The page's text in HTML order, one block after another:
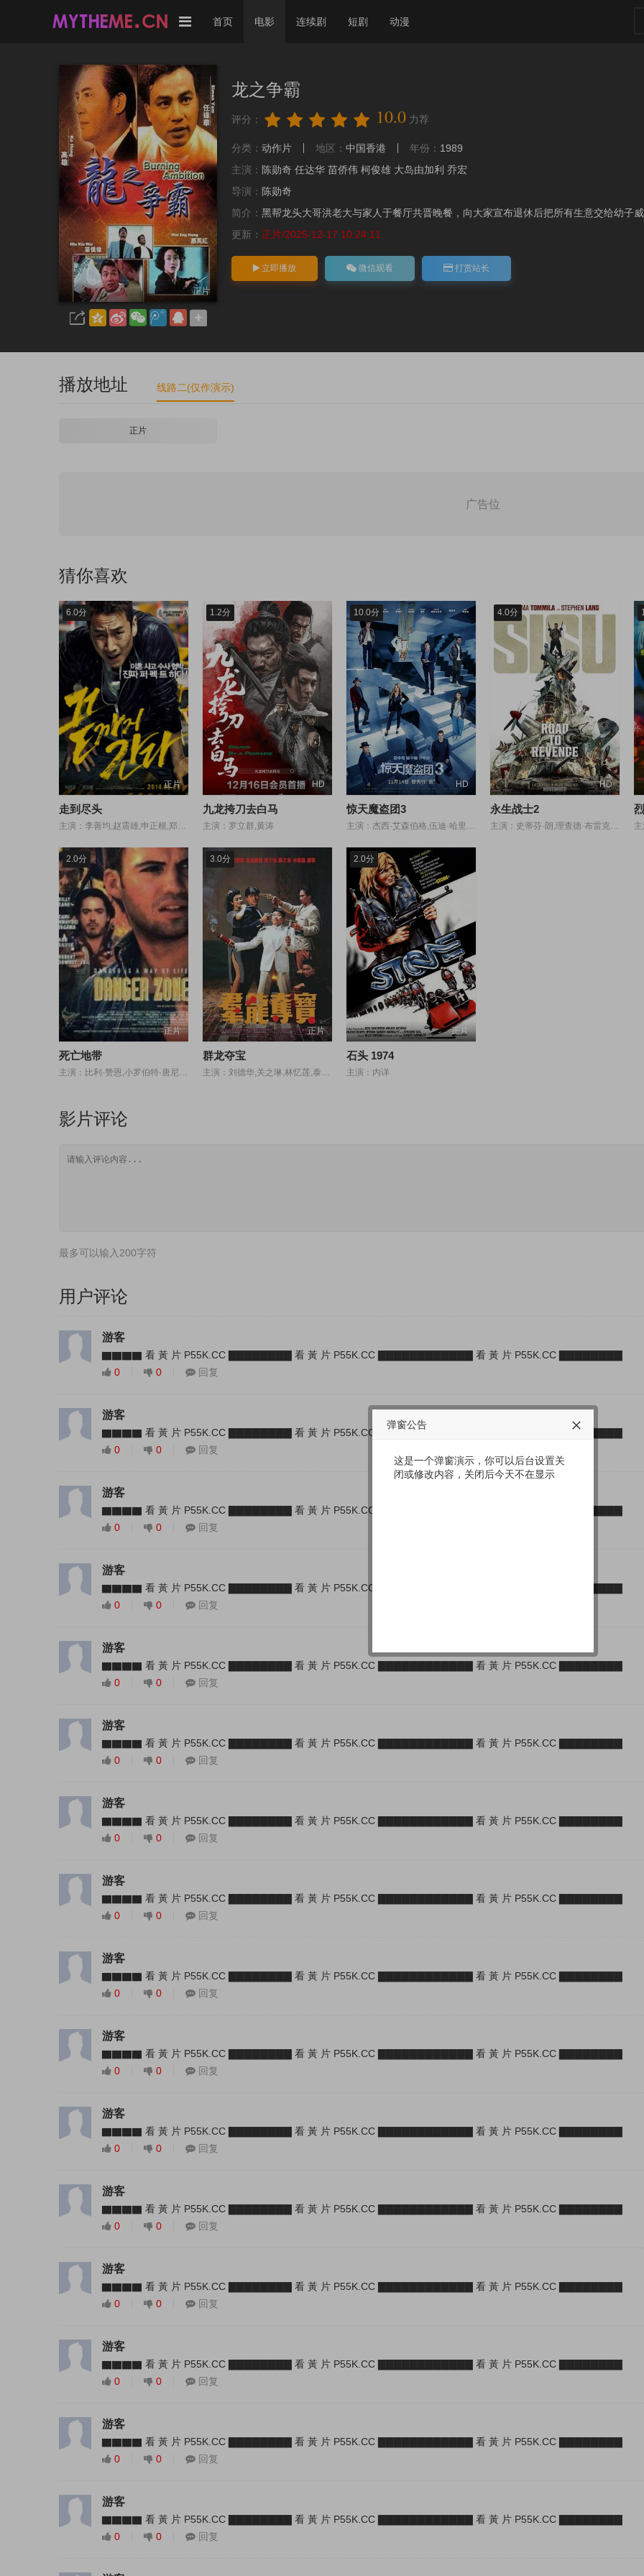
首页 电影 连续剧 短剧 动漫
正片
龙之争霸
评分： 10.0 力荐
分类： 动作片 地区： 中国香港 年份： 1989
主演： 陈勋奇 任达华 苗侨伟 柯俊雄 大岛由加利 乔宏
导演： 陈勋奇
简介： 黑帮龙头大哥洪老大与家人于餐厅共晋晚餐，向大家宣布退休后把所有生意交给幼子
更新： 正片/2025-12-17 10:24:11
立即播放 微信观看 打赏站长
播放地址 线路二(仅作演示)
正片
广告位
猜你喜欢
6.0分
正片
走到尽头
主演：李善均,赵震雄,申正根,郑满植,申东美,金东英,周锡泰,许廷恩,朴宝剑,李才元,奇周峯,南庆邑,金海坤,宋英奎,李知勋
1.2分
HD
九龙挎刀去白马
主演：罗立群,黄涛
10.0分
HD
惊天魔盗团3
主演：杰西·艾森伯格,伍迪·哈里森,戴夫·弗兰科,艾拉·菲舍尔,贾斯蒂斯·史密斯,多米尼克·塞萨,阿丽亚娜·格林布拉特,裴淳华,摩根·弗里曼,马克·鲁法洛,丹尼尔·雷德克里夫,尼克·威特曼
4.0分
HD
永生战士2
主演：史蒂芬·朗,理查德·布雷克,乔玛·汤米拉,埃纳尔·哈拉尔松,雅科·哈钦斯,Ergo Küppas
2.0分
正片
死亡地带
主演：比利·赞恩,小罗伯特·唐尼,田川洋行,Lisa,Collins,罗恩·西维尔,帕特里克·沙伊,罗素·塞瓦迪尔,格雷格·拉特,Eric,Miyeni,Elizabeth,Mathebula,Zane,Meas,Connie,Ferguson,Waylin,Jansen,Patrick,Ndlovu,George,Lamola
3.0分
正片
群龙夺宝
主演：刘德华,关之琳,林忆莲,泰迪·罗宾,徐少强
2.0分
正片
石头 1974
主演：内详
影片评论
最多可以输入200字符
用户评论
游客
▇▇▇▇ 看 黃 片 P55K.CC ▇▇▇▇▇▇▇▇ 看 黃 片 P55K.CC ▇▇▇▇▇▇▇▇▇▇▇▇ 看 黃 片 P55K.CC ▇▇▇▇▇▇▇▇
0
0 回复
游客
▇▇▇▇ 看 黃 片 P55K.CC ▇▇▇▇▇▇▇▇ 看 黃 片 P55K.CC ▇▇▇▇▇▇▇▇▇▇▇▇ 看 黃 片 P55K.CC ▇▇▇▇▇▇▇▇
0
0 回复
游客
▇▇▇▇ 看 黃 片 P55K.CC ▇▇▇▇▇▇▇▇ 看 黃 片 P55K.CC ▇▇▇▇▇▇▇▇▇▇▇▇ 看 黃 片 P55K.CC ▇▇▇▇▇▇▇▇
0
0 回复
游客
▇▇▇▇ 看 黃 片 P55K.CC ▇▇▇▇▇▇▇▇ 看 黃 片 P55K.CC ▇▇▇▇▇▇▇▇▇▇▇▇ 看 黃 片 P55K.CC ▇▇▇▇▇▇▇▇
0
0 回复
游客
▇▇▇▇ 看 黃 片 P55K.CC ▇▇▇▇▇▇▇▇ 看 黃 片 P55K.CC ▇▇▇▇▇▇▇▇▇▇▇▇ 看 黃 片 P55K.CC ▇▇▇▇▇▇▇▇
0
0 回复
游客
▇▇▇▇ 看 黃 片 P55K.CC ▇▇▇▇▇▇▇▇ 看 黃 片 P55K.CC ▇▇▇▇▇▇▇▇▇▇▇▇ 看 黃 片 P55K.CC ▇▇▇▇▇▇▇▇
0
0 回复
游客
▇▇▇▇ 看 黃 片 P55K.CC ▇▇▇▇▇▇▇▇ 看 黃 片 P55K.CC ▇▇▇▇▇▇▇▇▇▇▇▇ 看 黃 片 P55K.CC ▇▇▇▇▇▇▇▇
0
0 回复
游客
▇▇▇▇ 看 黃 片 P55K.CC ▇▇▇▇▇▇▇▇ 看 黃 片 P55K.CC ▇▇▇▇▇▇▇▇▇▇▇▇ 看 黃 片 P55K.CC ▇▇▇▇▇▇▇▇
0
0 回复
游客
▇▇▇▇ 看 黃 片 P55K.CC ▇▇▇▇▇▇▇▇ 看 黃 片 P55K.CC ▇▇▇▇▇▇▇▇▇▇▇▇ 看 黃 片 P55K.CC ▇▇▇▇▇▇▇▇
0
0 回复
游客
▇▇▇▇ 看 黃 片 P55K.CC ▇▇▇▇▇▇▇▇ 看 黃 片 P55K.CC ▇▇▇▇▇▇▇▇▇▇▇▇ 看 黃 片 P55K.CC ▇▇▇▇▇▇▇▇
0
0 回复
游客
▇▇▇▇ 看 黃 片 P55K.CC ▇▇▇▇▇▇▇▇ 看 黃 片 P55K.CC ▇▇▇▇▇▇▇▇▇▇▇▇ 看 黃 片 P55K.CC ▇▇▇▇▇▇▇▇
0
0 回复
游客
▇▇▇▇ 看 黃 片 P55K.CC ▇▇▇▇▇▇▇▇ 看 黃 片 P55K.CC ▇▇▇▇▇▇▇▇▇▇▇▇ 看 黃 片 P55K.CC ▇▇▇▇▇▇▇▇
0
0 回复
游客
▇▇▇▇ 看 黃 片 P55K.CC ▇▇▇▇▇▇▇▇ 看 黃 片 P55K.CC ▇▇▇▇▇▇▇▇▇▇▇▇ 看 黃 片 P55K.CC ▇▇▇▇▇▇▇▇
0
0 回复
游客
▇▇▇▇ 看 黃 片 P55K.CC ▇▇▇▇▇▇▇▇ 看 黃 片 P55K.CC ▇▇▇▇▇▇▇▇▇▇▇▇ 看 黃 片 P55K.CC ▇▇▇▇▇▇▇▇
0
0 回复
游客
▇▇▇▇ 看 黃 片 P55K.CC ▇▇▇▇▇▇▇▇ 看 黃 片 P55K.CC ▇▇▇▇▇▇▇▇▇▇▇▇ 看 黃 片 P55K.CC ▇▇▇▇▇▇▇▇
0
0 回复
游客
▇▇▇▇ 看 黃 片 P55K.CC ▇▇▇▇▇▇▇▇ 看 黃 片 P55K.CC ▇▇▇▇▇▇▇▇▇▇▇▇ 看 黃 片 P55K.CC ▇▇▇▇▇▇▇▇
0
0 回复
弹窗公告
这是一个弹窗演示，你可以后台设置关
闭或修改内容，关闭后今天不在显示